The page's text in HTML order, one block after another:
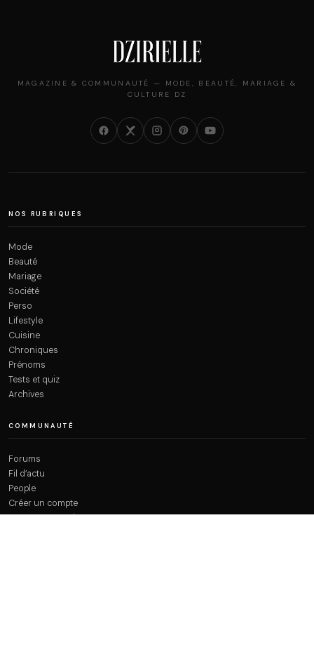
MAGAZINE & COMMUNAUTÉ — MODE, BEAUTÉ, MARIAGE &
CULTURE DZ
NOS RUBRIQUES
Mode
Beauté
Mariage
Société
Perso
Lifestyle
Cuisine
Chroniques
Prénoms
Tests et quiz
Archives
COMMUNAUTÉ
Forums
Fil d’actu
People
Créer un compte
Recettes Ramadan 2026